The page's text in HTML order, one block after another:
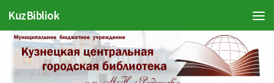
Перейти к содержимому
KuzBibliok